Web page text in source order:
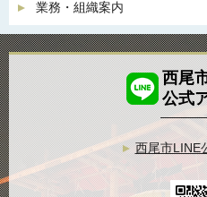
業務・組織案内
西尾
公式
西尾市LINE